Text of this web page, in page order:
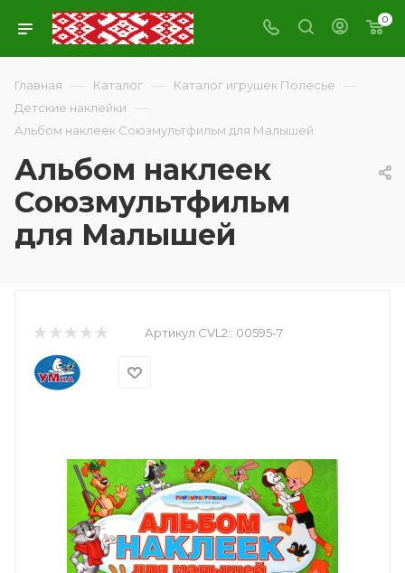
0
Главная — Каталог — Каталог игрушек Полесье —
Детские наклейки —
Альбом наклеек Союзмультфильм для Малышей
Альбом наклеек
Союзмультфильм
для Малышей
Артикул CVL2:: 00595-7